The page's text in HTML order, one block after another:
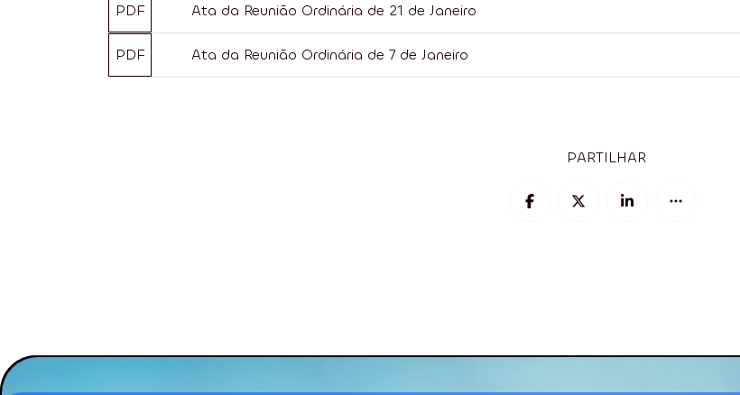
PDF Ata da Reunião Ordinária de 21 de Janeiro
PDF Ata da Reunião Ordinária de 7 de Janeiro
PARTILHAR